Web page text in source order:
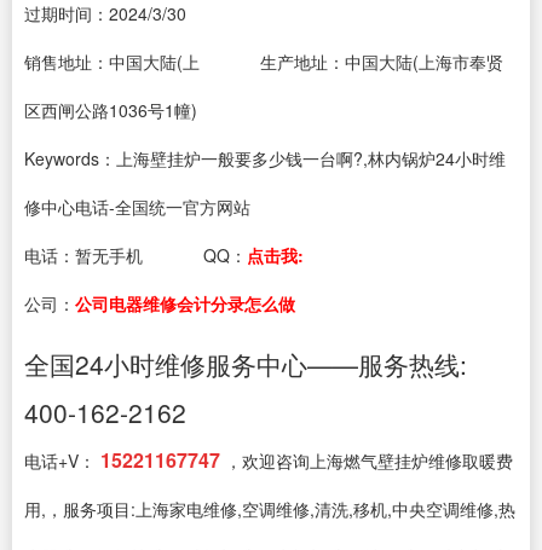
过期时间： 2024/3/30
销售地址：中国大陆(上
生产地址：中国大陆(上海市奉贤
区西闸公路1036号1幢)
Keywords：上海壁挂炉一般要多少钱一台啊?,林内锅炉24小时维
修中心电话-全国统一官方网站
电话： 暂无手机 QQ： 点击我:
公司： 公司电器维修会计分录怎么做
全国24小时维修服务中心——服务热线:
400-162-2162
电话+V： 15221167747 ，欢迎咨询上海燃气壁挂炉维修取暖费
用,，服务项目:上海家电维修,空调维修,清洗,移机,中央空调维修,热